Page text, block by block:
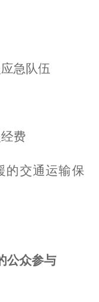
急队伍
费
的交通运输保
公众参与